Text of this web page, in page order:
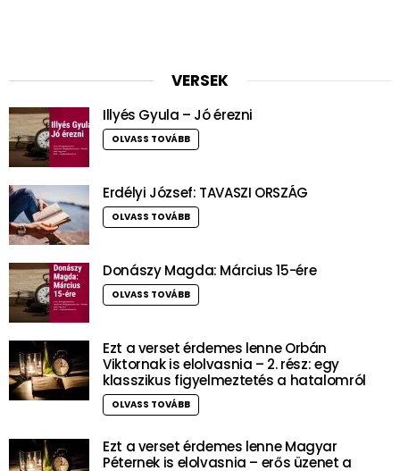
VERSEK
Illyés Gyula – Jó érezni
OLVASS TOVÁBB
Erdélyi József: TAVASZI ORSZÁG
OLVASS TOVÁBB
Donászy Magda: Március 15-ére
OLVASS TOVÁBB
Ezt a verset érdemes lenne Orbán
Viktornak is elolvasnia – 2. rész: egy
klasszikus figyelmeztetés a hatalomról
OLVASS TOVÁBB
Ezt a verset érdemes lenne Magyar
Péternek is elolvasnia – erős üzenet a